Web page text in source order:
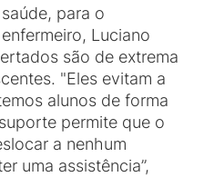
para o
Luciano
são de extrema
"Eles evitam a
alunos de forma
permite que o
a nenhum
uma assistência”,